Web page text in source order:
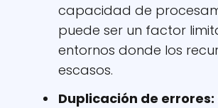
capacidad de
puede ser un factor
entornos donde los
escasos.
Duplicación de errores: